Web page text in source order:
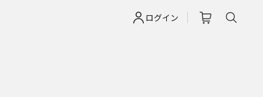
ログイン